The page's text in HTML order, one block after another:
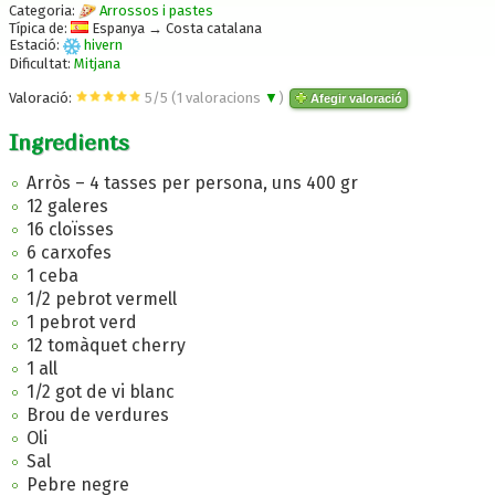
Categoria:
Arrossos i pastes
Típica de:
Espanya → Costa catalana
Estació:
hivern
Dificultat: Mitjana
Valoració: 5 /5 (1 valoracions ▼ ) Afegir valoració
Ingredients
Arròs – 4 tasses per persona, uns 400 gr
12 galeres
16 cloïsses
6 carxofes
1 ceba
1/2 pebrot vermell
1 pebrot verd
12 tomàquet cherry
1 all
1/2 got de vi blanc
Brou de verdures
Oli
Sal
Pebre negre